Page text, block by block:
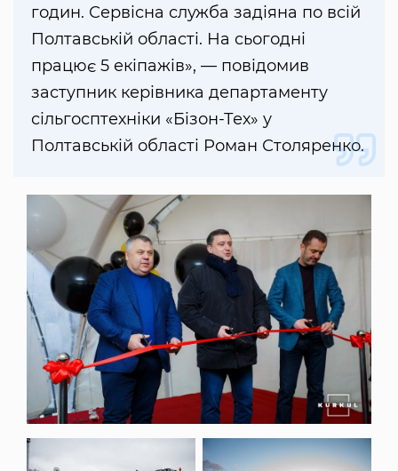
годин. Сервісна служба задіяна по всій
Полтавській області. На сьогодні
працює 5 екіпажів», — повідомив
заступник керівника департаменту
сільгосптехніки «Бізон-Тех» у
Полтавській області Роман Столяренко.